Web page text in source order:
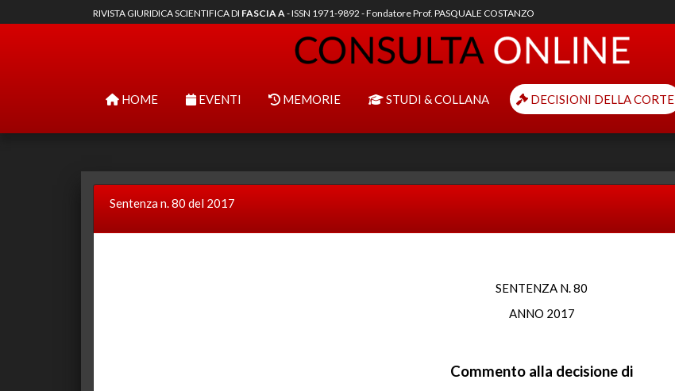
RIVISTA GIURIDICA SCIENTIFICA DI FASCIA A- ISSN 1971-9892 - Fondatore Prof. PASQUALE COSTANZO
HOME EVENTI MEMORIE STUDI & COLLANA DECISIONI DELLA CORTE
Sentenza n. 80 del 2017
SENTENZA N. 80
ANNO 2017
Commento alla decisione di